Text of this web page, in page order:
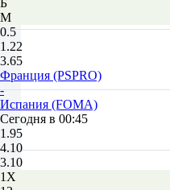
Б
М
0.5
1.22
3.65
Франция (PSPRO)
-
Испания (FOMA)
Сегодня в 00:45
1.95
4.10
3.10
1X